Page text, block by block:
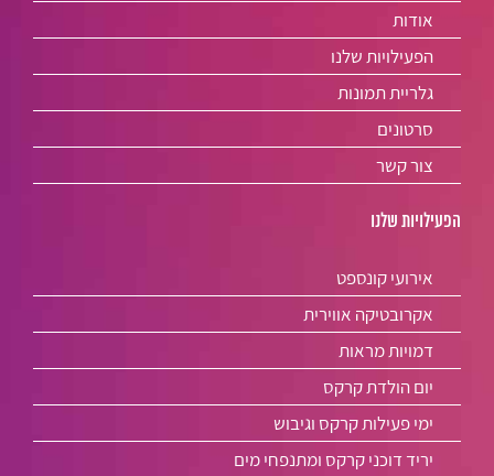
אודות
הפעילויות שלנו
גלריית תמונות
סרטונים
צור קשר
הפעילויות שלנו
אירועי קונספט
אקרובטיקה אווירית
דמויות מראות
יום הולדת קרקס
ימי פעילות קרקס וגיבוש
יריד דוכני קרקס ומתנפחי מים